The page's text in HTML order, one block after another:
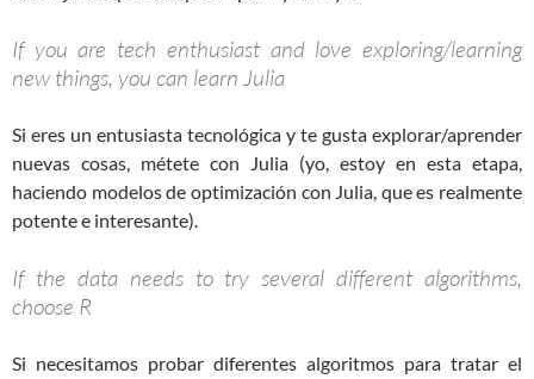
If you are tech enthusiast and love exploring/learning
new things, you can learn Julia
Si eres un entusiasta tecnológica y te gusta explorar/aprender
nuevas cosas, métete con Julia (yo, estoy en esta etapa,
haciendo modelos de optimización con Julia, que es realmente
potente e interesante).
If the data needs to try several different algorithms,
choose R
Si necesitamos probar diferentes algoritmos para tratar el